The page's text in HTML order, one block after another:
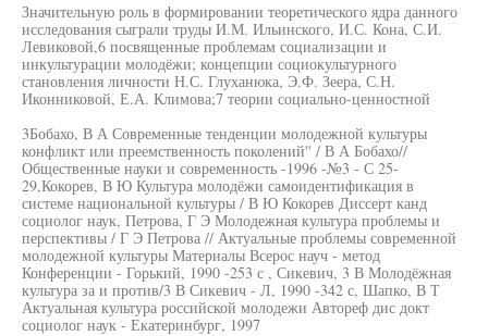
Значительную роль в формировании теоретического ядра данного
исследования сыграли труды И.М. Ильинского, И.С. Кона, С.И.
Левиковой,6 посвященные проблемам социализации и
инкультурации молодёжи; концепции социокультурного
становления личности Н.С. Глуханюка, Э.Ф. Зеера, С.Н.
Иконниковой, Е.А. Климова;7 теории социально-ценностной
3Бобахо, В А Современные тенденции молодежной культуры
конфликт или преемственность поколений'' / В А Бобахо//
Общественные науки и современность -1996 -№3 - С 25-
29,Кокорев, В Ю Культура молодёжи самоидентификация в
системе национальной культуры / В Ю Кокорев Диссерт канд
социолог наук, Петрова, Г Э Молодежная культура проблемы и
перспективы / Г Э Петрова // Актуальные проблемы современной
молодежной культуры Материалы Всерос науч - метод
Конференции - Горький, 1990 -253 с , Сикевич, 3 В Молодёжная
культура за и против/3 В Сикевич - Л, 1990 -342 с, Шапко, В Т
Актуальная культура российской молодежи Автореф дис докт
социолог наук - Екатеринбург, 1997